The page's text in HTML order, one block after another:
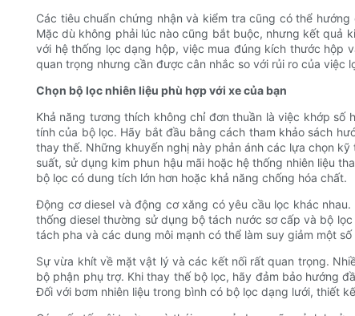
Các tiêu chuẩn chứng nhận và kiểm tra cũng có thể
Mặc dù không phải lúc nào cũng bắt buộc, nhưng kết quả
với hệ thống lọc dạng hộp, việc mua đúng kích thước hộp
quan trọng nhưng cần được cân nhắc so với rủi ro của việc
Chọn bộ lọc nhiên liệu phù hợp với xe của bạn
Khả năng tương thích không chỉ đơn thuần là việc khớp số
tính của bộ lọc. Hãy bắt đầu bằng cách tham khảo sách
thay thế. Những khuyến nghị này phản ánh các lựa chọn
suất, sử dụng kim phun hậu mãi hoặc hệ thống nhiên liệu
bộ lọc có dung tích lớn hơn hoặc khả năng chống hóa chất.
Động cơ diesel và động cơ xăng có yêu cầu lọc khác
thống diesel thường sử dụng bộ tách nước sơ cấp và bộ
tách pha và các dung môi mạnh có thể làm suy giảm một
Sự vừa khít về mặt vật lý và các kết nối rất quan trọng.
bộ phận phụ trợ. Khi thay thế bộ lọc, hãy đảm bảo hướng
Đối với bơm nhiên liệu trong bình có bộ lọc dạng lưới, thiết